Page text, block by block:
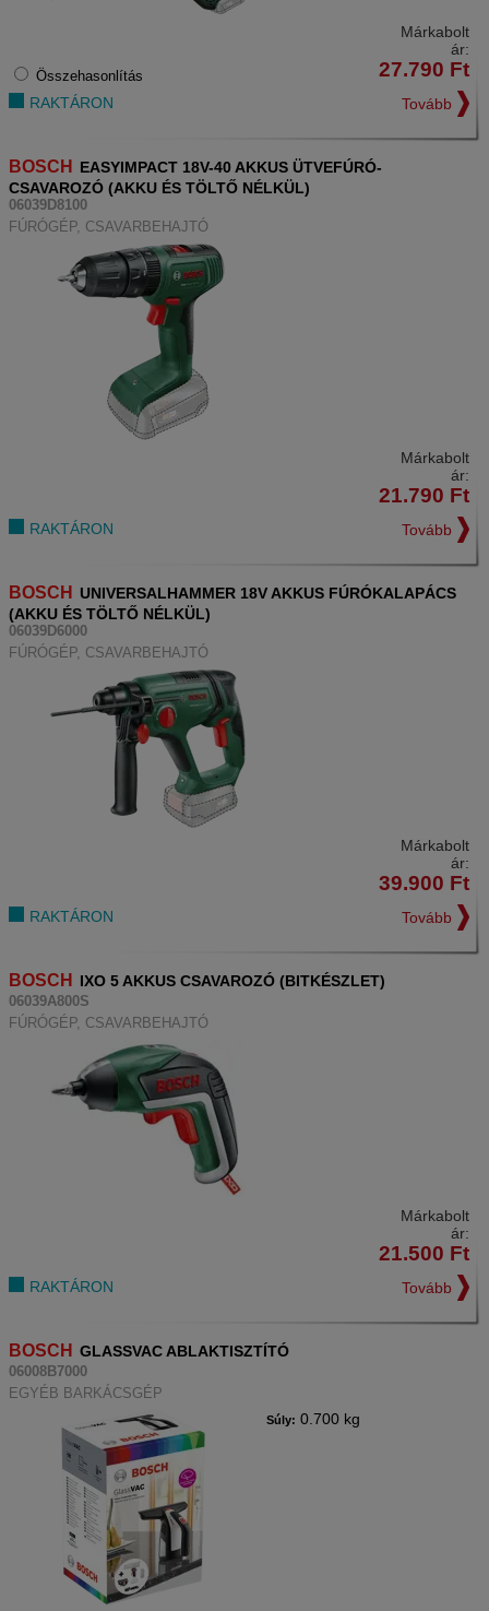
Összehasonlítás
RAKTÁRON
Márkabolt
ár:
27.790 Ft
Tovább
BOSCH
EASYIMPACT 18V-40 AKKUS ÜTVEFÚRÓ-
CSAVAROZÓ (AKKU ÉS TÖLTŐ NÉLKÜL)
06039D8100
FÚRÓGÉP, CSAVARBEHAJTÓ
RAKTÁRON
Márkabolt
ár:
21.790 Ft
Tovább
BOSCH
UNIVERSALHAMMER 18V AKKUS FÚRÓKALAPÁCS
(AKKU ÉS TÖLTŐ NÉLKÜL)
06039D6000
FÚRÓGÉP, CSAVARBEHAJTÓ
RAKTÁRON
Márkabolt
ár:
39.900 Ft
Tovább
BOSCH IXO 5 AKKUS CSAVAROZÓ (BITKÉSZLET)
06039A800S
FÚRÓGÉP, CSAVARBEHAJTÓ
RAKTÁRON
Márkabolt
ár:
21.500 Ft
Tovább
BOSCH GLASSVAC ABLAKTISZTÍTÓ
06008B7000
EGYÉB BARKÁCSGÉP
Súly: 0.700 kg